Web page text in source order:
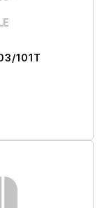
101T